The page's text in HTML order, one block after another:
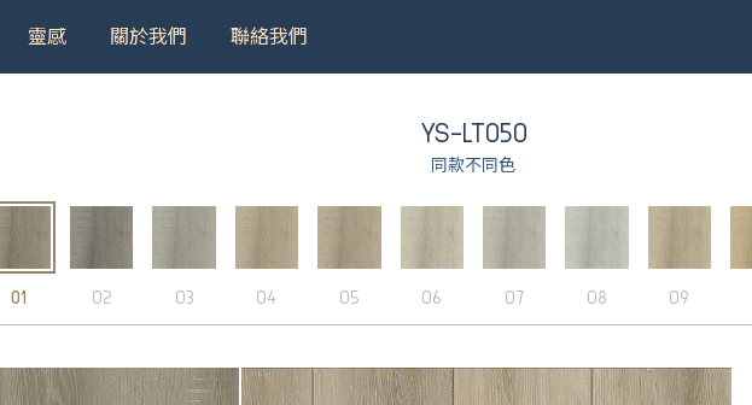
靈感 關於我們 聯絡我們
＃9031 ＃9075 ＃LT001 ＃8502
YS-LT050
同款不同色
01 02 03 04 05 06 07 08 09